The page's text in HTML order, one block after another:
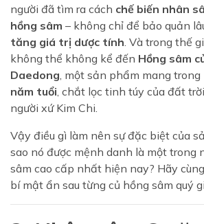
người đã tìm ra cách chế biến nhân
hồng sâm – không chỉ để bảo quản
tăng giá trị dược tính . Và trong thế
không thể không kể đến Hồng sâm
Daedong , một sản phẩm mang
năm tuổi , chắt lọc tinh túy của đất
người xứ Kim Chi.
Vậy điều gì làm nên sự đặc biệt của
sao nó được mệnh danh là một trong
sâm cao cấp nhất hiện nay? Hãy
bí mật ẩn sau từng củ hồng sâm quý